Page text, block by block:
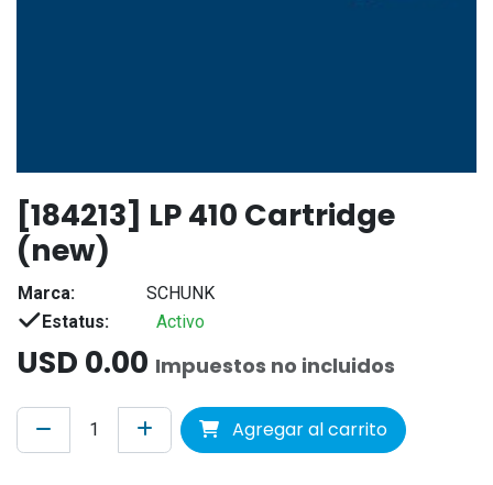
[184213] LP 410 Cartridge
(new)
Marca:
SCHUNK
Estatus:
Activo
USD 0.00 Impuestos no incluidos
Agregar al carrito